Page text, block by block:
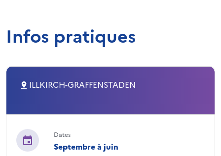
Infos pratiques
ILLKIRCH-GRAFFENSTADEN
Dates
Septembre à juin